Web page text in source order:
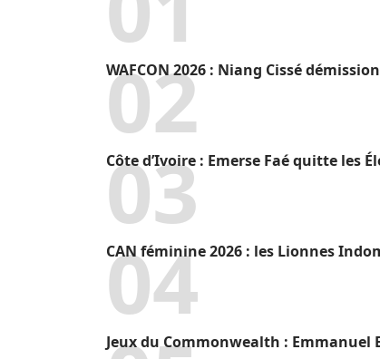
WAFCON 2026 : Niang Cissé
Côte d’Ivoire : Emerse Faé quitte les
CAN féminine 2026 : les Lionnes
Jeux du Commonwealth : Emmanuel